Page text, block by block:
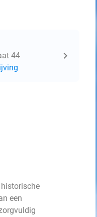
44
een